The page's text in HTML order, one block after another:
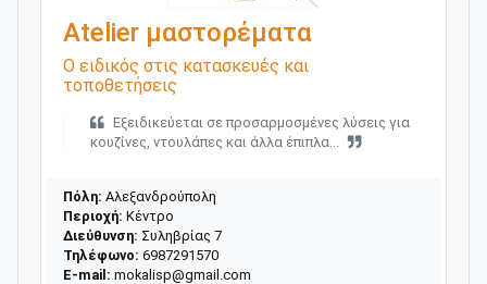
Atelier μαστορέματα
Ο ειδικός στις κατασκευές και
τοποθετήσεις
Εξειδικεύεται σε προσαρμοσμένες λύσεις για
κουζίνες, ντουλάπες και άλλα έπιπλα...
Πόλη: Αλεξανδρούπολη
Περιοχή: Κέντρο
Διεύθυνση: Συληβρίας 7
Τηλέφωνο: 6987291570
E-mail: mokalisp@gmail.com